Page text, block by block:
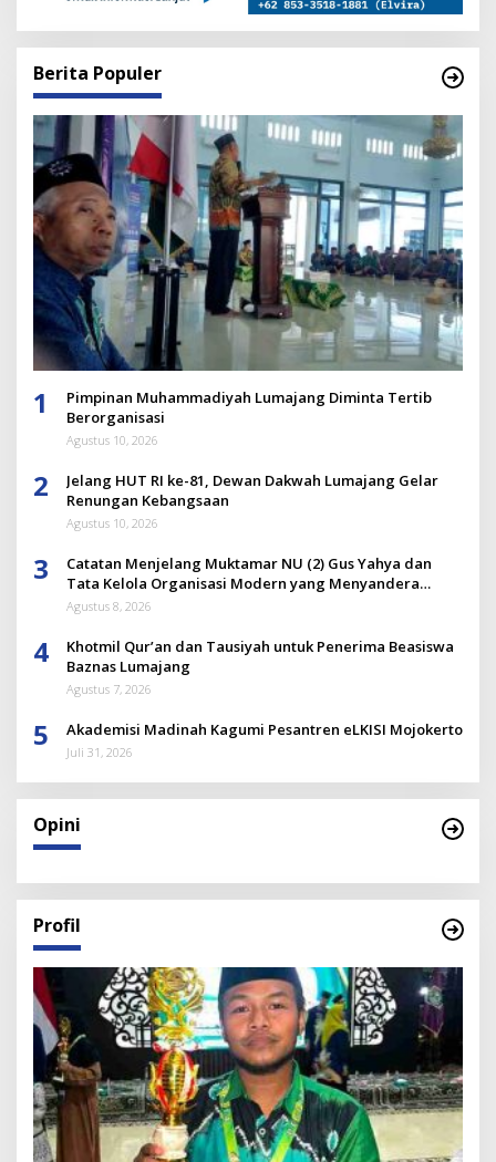
Berita Populer
1
Pimpinan Muhammadiyah Lumajang Diminta Tertib
Berorganisasi
Agustus 10, 2026
2
Jelang HUT RI ke-81, Dewan Dakwah Lumajang Gelar
Renungan Kebangsaan
Agustus 10, 2026
3
Catatan Menjelang Muktamar NU (2) Gus Yahya dan
Tata Kelola Organisasi Modern yang Menyandera
Dirinya
Agustus 8, 2026
4
Khotmil Qur’an dan Tausiyah untuk Penerima Beasiswa
Baznas Lumajang
Agustus 7, 2026
5 Akademisi Madinah Kagumi Pesantren eLKISI Mojokerto
Juli 31, 2026
Opini
Profil